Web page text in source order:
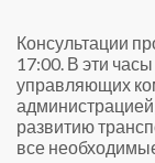
Консультации
17:00. В эти
управляющих
развитию
все